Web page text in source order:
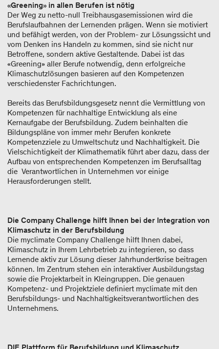
«Greening» in allen Berufen ist nötig
Der Weg zu netto-null Treibhausgasemissionen wird die
Berufslaufbahnen der Lernenden prägen. Wenn sie motiviert
und befähigt werden, von der Problem- zur Lösungssicht und
vom Denken ins Handeln zu kommen, sind sie nicht nur
Betroffene, sondern aktive Gestaltende. Dabei ist das
«Greening» aller Berufe notwendig, denn erfolgreiche
Klimaschutzlösungen basieren auf den Kompetenzen
verschiedenster Fachrichtungen.
Bereits das Berufsbildungsgesetz nennt die Vermittlung von
Kompetenzen für nachhaltige Entwicklung als eine
Kernaufgabe der Berufsbildung. Zudem beinhalten die
Bildungspläne von immer mehr Berufen konkrete
Kompetenzziele zu Umweltschutz und Nachhaltigkeit. Die
Vielschichtigkeit der Klimathematik führt aber dazu, dass der
Aufbau von entsprechenden Kompetenzen im Berufsalltag
die Verantwortlichen in Unternehmen vor einige
Herausforderungen stellt.
Die Company Challenge hilft Ihnen bei der Integration von
Klimaschutz in der Berufsbildung
Die myclimate Company Challenge hilft Ihnen dabei,
Klimaschutz in Ihrem Lehrbetrieb zu integrieren, so dass
Lernende aktiv zur Lösung dieser Jahrhundertkrise beitragen
können. Im Zentrum stehen ein interaktiver Ausbildungstag
sowie die Projektarbeit in Kleingruppen. Die genauen
Kompetenz- und Projektziele definiert myclimate mit den
Berufsbildungs- und Nachhaltigkeitsverantwortlichen des
Unternehmens.